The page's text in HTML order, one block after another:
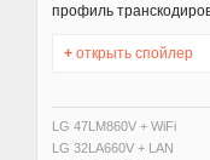
профиль
+ открыть спойлер
LG 47LM860V + WiFi
LG 32LA660V + LAN